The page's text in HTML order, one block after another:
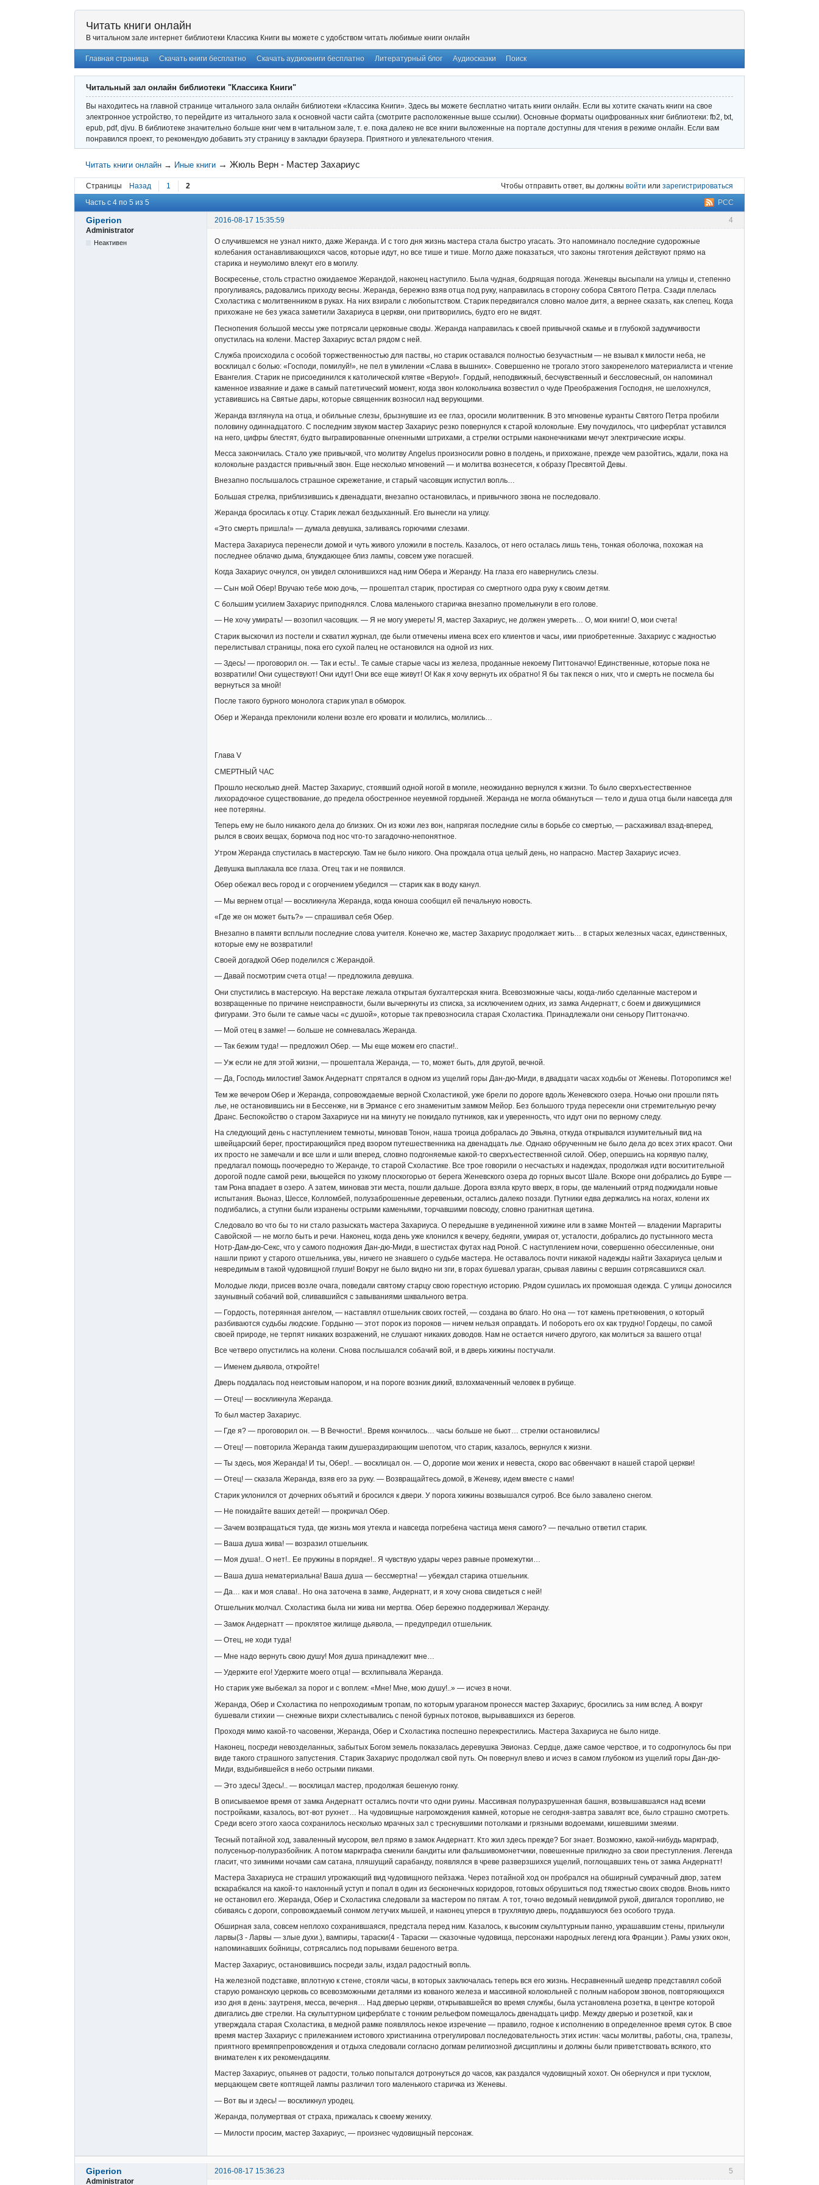
Читать книги онлайн
В читальном зале интернет библиотеки Классика Книги вы можете с удобством читать любимые книги онлайн
Главная страница Скачать книги бесплатно Скачать аудиокниги бесплатно Литературный блог Аудиосказки Поиск
Читальный зал онлайн библиотеки "Классика Книги"
Вы находитесь на главной странице читального зала онлайн библиотеки «Классика Книги». Здесь вы можете бесплатно читать книги онлайн. Если вы хотите скачать книги на свое
электронное устройство, то перейдите из читального зала к основной части сайта (смотрите расположенные выше ссылки). Основные форматы оцифрованных книг библиотеки: fb2, txt,
epub, pdf, djvu. В библиотеке значительно больше книг чем в читальном зале, т. е. пока далеко не все книги выложенные на портале доступны для чтения в режиме онлайн. Если вам
понравился проект, то рекомендую добавить эту страницу в закладки браузера. Приятного и увлекательного чтения.
Читать книги онлайн → Иные книги →Жюль Верн - Мастер Захариус
Страницы Назад 1 2 Чтобы отправить ответ, вы должны войти или зарегистрироваться
РСС
Часть с 4 по 5 из 5
4
Giperion
2016-08-17 15:35:59
Administrator
Неактивен
О случившемся не узнал никто, даже Жеранда. И с того дня жизнь мастера стала быстро угасать. Это напоминало последние судорожные
колебания останавливающихся часов, которые идут, но все тише и тише. Могло даже показаться, что законы тяготения действуют прямо на
старика и неумолимо влекут его в могилу.
Воскресенье, столь страстно ожидаемое Жерандой, наконец наступило. Была чудная, бодрящая погода. Женевцы высыпали на улицы и, степенно
прогуливаясь, радовались приходу весны. Жеранда, бережно взяв отца под руку, направилась в сторону собора Святого Петра. Сзади плелась
Схоластика с молитвенником в руках. На них взирали с любопытством. Старик передвигался словно малое дитя, а вернее сказать, как слепец. Когда
прихожане не без ужаса заметили Захариуса в церкви, они притворились, будто его не видят.
Песнопения большой мессы уже потрясали церковные своды. Жеранда направилась к своей привычной скамье и в глубокой задумчивости
опустилась на колени. Мастер Захариус встал рядом с ней.
Служба происходила с особой торжественностью для паствы, но старик оставался полностью безучастным — не взывал к милости неба, не
восклицал с болью: «Господи, помилуй!», не пел в умилении «Слава в вышних». Совершенно не трогало этого закоренелого материалиста и чтение
Евангелия. Старик не присоединился к католической клятве «Верую!». Гордый, неподвижный, бесчувственный и бессловесный, он напоминал
каменное изваяние и даже в самый патетический момент, когда звон колокольчика возвестил о чуде Преображения Господня, не шелохнулся,
уставившись на Святые дары, которые священник возносил над верующими.
Жеранда взглянула на отца, и обильные слезы, брызнувшие из ее глаз, оросили молитвенник. В это мгновенье куранты Святого Петра пробили
половину одиннадцатого. С последним звуком мастер Захариус резко повернулся к старой колокольне. Ему почудилось, что циферблат уставился
на него, цифры блестят, будто выгравированные огненными штрихами, а стрелки острыми наконечниками мечут электрические искры.
Месса закончилась. Стало уже привычкой, что молитву Angelus произносили ровно в полдень, и прихожане, прежде чем разойтись, ждали, пока на
колокольне раздастся привычный звон. Еще несколько мгновений — и молитва вознесется, к образу Пресвятой Девы.
Внезапно послышалось страшное скрежетание, и старый часовщик испустил вопль…
Большая стрелка, приблизившись к двенадцати, внезапно остановилась, и привычного звона не последовало.
Жеранда бросилась к отцу. Старик лежал бездыханный. Его вынесли на улицу.
«Это смерть пришла!» — думала девушка, заливаясь горючими слезами.
Мастера Захариуса перенесли домой и чуть живого уложили в постель. Казалось, от него осталась лишь тень, тонкая оболочка, похожая на
последнее облачко дыма, блуждающее близ лампы, совсем уже погасшей.
Когда Захариус очнулся, он увидел склонившихся над ним Обера и Жеранду. На глаза его навернулись слезы.
— Сын мой Обер! Вручаю тебе мою дочь, — прошептал старик, простирая со смертного одра руку к своим детям.
С большим усилием Захариус приподнялся. Слова маленького старичка внезапно промелькнули в его голове.
— Не хочу умирать! — возопил часовщик. — Я не могу умереть! Я, мастер Захариус, не должен умереть… О, мои книги! О, мои счета!
Старик выскочил из постели и схватил журнал, где были отмечены имена всех его клиентов и часы, ими приобретенные. Захариус с жадностью
перелистывал страницы, пока его сухой палец не остановился на одной из них.
— Здесь! — проговорил он. — Так и есть!.. Те самые старые часы из железа, проданные некоему Питтоначчо! Единственные, которые пока не
возвратили! Они существуют! Они идут! Они все еще живут! О! Как я хочу вернуть их обратно! Я бы так пекся о них, что и смерть не посмела бы
вернуться за мной!
После такого бурного монолога старик упал в обморок.
Обер и Жеранда преклонили колени возле его кровати и молились, молились…
Глава V
СМЕРТНЫЙ ЧАС
Прошло несколько дней. Мастер Захариус, стоявший одной ногой в могиле, неожиданно вернулся к жизни. То было сверхъестественное
лихорадочное существование, до предела обостренное неуемной гордыней. Жеранда не могла обмануться — тело и душа отца были навсегда для
нее потеряны.
Теперь ему не было никакого дела до близких. Он из кожи лез вон, напрягая последние силы в борьбе со смертью, — расхаживал взад-вперед,
рылся в своих вещах, бормоча под нос что-то загадочно-непонятное.
Утром Жеранда спустилась в мастерскую. Там не было никого. Она прождала отца целый день, но напрасно. Мастер Захариус исчез.
Девушка выплакала все глаза. Отец так и не появился.
Обер обежал весь город и с огорчением убедился — старик как в воду канул.
— Мы вернем отца! — воскликнула Жеранда, когда юноша сообщил ей печальную новость.
«Где же он может быть?» — спрашивал себя Обер.
Внезапно в памяти всплыли последние слова учителя. Конечно же, мастер Захариус продолжает жить… в старых железных часах, единственных,
которые ему не возвратили!
Своей догадкой Обер поделился с Жерандой.
— Давай посмотрим счета отца! — предложила девушка.
Они спустились в мастерскую. На верстаке лежала открытая бухгалтерская книга. Всевозможные часы, когда-либо сделанные мастером и
возвращенные по причине неисправности, были вычеркнуты из списка, за исключением одних, из замка Андернатт, с боем и движущимися
фигурами. Это были те самые часы «с душой», которые так превозносила старая Схоластика. Принадлежали они сеньору Питтоначчо.
— Мой отец в замке! — больше не сомневалась Жеранда.
— Так бежим туда! — предложил Обер. — Мы еще можем его спасти!..
— Уж если не для этой жизни, — прошептала Жеранда, — то, может быть, для другой, вечной.
— Да, Господь милостив! Замок Андернатт спрятался в одном из ущелий горы Дан-дю-Миди, в двадцати часах ходьбы от Женевы. Поторопимся же!
Тем же вечером Обер и Жеранда, сопровождаемые верной Схоластикой, уже брели по дороге вдоль Женевского озера. Ночью они прошли пять
лье, не остановившись ни в Бессенже, ни в Эрмансе с его знаменитым замком Мейор. Без большого труда пересекли они стремительную речку
Дранс. Беспокойство о старом Захариусе ни на минуту не покидало путников, как и уверенность, что идут они по верному следу.
На следующий день с наступлением темноты, миновав Тонон, наша троица добралась до Эвьяна, откуда открывался изумительный вид на
швейцарский берег, простирающийся пред взором путешественника на двенадцать лье. Однако обрученным не было дела до всех этих красот. Они
их просто не замечали и все шли и шли вперед, словно подгоняемые какой-то сверхъестественной силой. Обер, опершись на корявую палку,
предлагал помощь поочередно то Жеранде, то старой Схоластике. Все трое говорили о несчастьях и надеждах, продолжая идти восхитительной
дорогой подле самой реки, вьющейся по узкому плоскогорью от берега Женевского озера до горных высот Шале. Вскоре они добрались до Бувре —
там Рона впадает в озеро. А затем, миновав эти места, пошли дальше. Дорога взяла круто вверх, в горы, где маленький отряд поджидали новые
испытания. Вьоназ, Шессе, Колломбей, полузаброшенные деревеньки, остались далеко позади. Путники едва держались на ногах, колени их
подгибались, а ступни были изранены острыми каменьями, торчавшими повсюду, словно гранитная щетина.
Следовало во что бы то ни стало разыскать мастера Захариуса. О передышке в уединенной хижине или в замке Монтей — владении Маргариты
Савойской — не могло быть и речи. Наконец, когда день уже клонился к вечеру, бедняги, умирая от, усталости, добрались до пустынного места
Нотр-Дам-дю-Секс, что у самого подножия Дан-дю-Миди, в шестистах футах над Роной. С наступлением ночи, совершенно обессиленные, они
нашли приют у старого отшельника, увы, ничего не знавшего о судьбе мастера. Не оставалось почти никакой надежды найти Захариуса целым и
невредимым в такой чудовищной глуши! Вокруг не было видно ни зги, в горах бушевал ураган, срывая лавины с вершин сотрясавшихся скал.
Молодые люди, присев возле очага, поведали святому старцу свою горестную историю. Рядом сушилась их промокшая одежда. С улицы доносился
заунывный собачий вой, сливавшийся с завываниями шквального ветра.
— Гордость, потерянная ангелом, — наставлял отшельник своих гостей, — создана во благо. Но она — тот камень преткновения, о который
разбиваются судьбы людские. Гордыню — этот порок из пороков — ничем нельзя оправдать. И побороть его ох как трудно! Гордецы, по самой
своей природе, не терпят никаких возражений, не слушают никаких доводов. Нам не остается ничего другого, как молиться за вашего отца!
Все четверо опустились на колени. Снова послышался собачий вой, и в дверь хижины постучали.
— Именем дьявола, откройте!
Дверь поддалась под неистовым напором, и на пороге возник дикий, взлохмаченный человек в рубище.
— Отец! — воскликнула Жеранда.
То был мастер Захариус.
— Где я? — проговорил он. — В Вечности!.. Время кончилось… часы больше не бьют… стрелки остановились!
— Отец! — повторила Жеранда таким душераздирающим шепотом, что старик, казалось, вернулся к жизни.
— Ты здесь, моя Жеранда! И ты, Обер!.. — восклицал он. — О, дорогие мои жених и невеста, скоро вас обвенчают в нашей старой церкви!
— Отец! — сказала Жеранда, взяв его за руку. — Возвращайтесь домой, в Женеву, идем вместе с нами!
Старик уклонился от дочерних объятий и бросился к двери. У порога хижины возвышался сугроб. Все было завалено снегом.
— Не покидайте ваших детей! — прокричал Обер.
— Зачем возвращаться туда, где жизнь моя утекла и навсегда погребена частица меня самого? — печально ответил старик.
— Ваша душа жива! — возразил отшельник.
— Моя душа!.. О нет!.. Ее пружины в порядке!.. Я чувствую удары через равные промежутки…
— Ваша душа нематериальна! Ваша душа — бессмертна! — убеждал старика отшельник.
— Да… как и моя слава!.. Но она заточена в замке, Андернатт, и я хочу снова свидеться с ней!
Отшельник молчал. Схоластика была ни жива ни мертва. Обер бережно поддерживал Жеранду.
— Замок Андернатт — проклятое жилище дьявола, — предупредил отшельник.
— Отец, не ходи туда!
— Мне надо вернуть свою душу! Моя душа принадлежит мне…
— Удержите его! Удержите моего отца! — всхлипывала Жеранда.
Но старик уже выбежал за порог и с воплем: «Мне! Мне, мою душу!..» — исчез в ночи.
Жеранда, Обер и Схоластика по непроходимым тропам, по которым ураганом пронесся мастер Захариус, бросились за ним вслед. А вокруг
бушевали стихии — снежные вихри схлестывались с пеной бурных потоков, вырывавшихся из берегов.
Проходя мимо какой-то часовенки, Жеранда, Обер и Схоластика поспешно перекрестились. Мастера Захариуса не было нигде.
Наконец, посреди невозделанных, забытых Богом земель показалась деревушка Эвионаз. Сердце, даже самое черствое, и то содрогнулось бы при
виде такого страшного запустения. Старик Захариус продолжал свой путь. Он повернул влево и исчез в самом глубоком из ущелий горы Дан-дю-
Миди, вздыбившейся в небо острыми пиками.
— Это здесь! Здесь!.. — восклицал мастер, продолжая бешеную гонку.
В описываемое время от замка Андернатт остались почти что одни руины. Массивная полуразрушенная башня, возвышавшаяся над всеми
постройками, казалось, вот-вот рухнет… На чудовищные нагромождения камней, которые не сегодня-завтра завалят все, было страшно смотреть.
Среди всего этого хаоса сохранилось несколько мрачных зал с треснувшими потолками и грязными водоемами, кишевшими змеями.
Тесный потайной ход, заваленный мусором, вел прямо в замок Андернатт. Кто жил здесь прежде? Бог знает. Возможно, какой-нибудь маркграф,
полусеньор-полуразбойник. А потом маркграфа сменили бандиты или фальшивомонетчики, повешенные прилюдно за свои преступления. Легенда
гласит, что зимними ночами сам сатана, пляшущий сарабанду, появлялся в чреве разверзшихся ущелий, поглощавших тень от замка Андернатт!
Мастера Захариуса не страшил угрожающий вид чудовищного пейзажа. Через потайной ход он пробрался на обширный сумрачный двор, затем
вскарабкался на какой-то наклонный уступ и попал в один из бесконечных коридоров, готовых обрушиться под тяжестью своих сводов. Вновь никто
не остановил его. Жеранда, Обер и Схоластика следовали за мастером по пятам. А тот, точно ведомый невидимой рукой, двигался торопливо, не
сбиваясь с дороги, сопровождаемый сонмом летучих мышей, и наконец уперся в трухлявую дверь, поддавшуюся без особого труда.
Обширная зала, совсем неплохо сохранившаяся, предстала перед ним. Казалось, к высоким скульптурным панно, украшавшим стены, прильнули
ларвы(3 - Ларвы — злые духи.), вампиры, тараски(4 - Тараски — сказочные чудовища, персонажи народных легенд юга Франции.). Рамы узких окон,
напоминавших бойницы, сотрясались под порывами бешеного ветра.
Мастер Захариус, остановившись посреди залы, издал радостный вопль.
На железной подставке, вплотную к стене, стояли часы, в которых заключалась теперь вся его жизнь. Несравненный шедевр представлял собой
старую романскую церковь со всевозможными деталями из кованого железа и массивной колокольней с полным набором звонов, повторяющихся
изо дня в день: заутреня, месса, вечерня… Над дверью церкви, открывавшейся во время службы, была установлена розетка, в центре которой
двигались две стрелки. На скульптурном циферблате с тонким рельефом помещалось двенадцать цифр. Между дверью и розеткой, как и
утверждала старая Схоластика, в медной рамке появлялось некое изречение — правило, годное к исполнению в определенное время суток. В свое
время мастер Захариус с прилежанием истового христианина отрегулировал последовательность этих истин: часы молитвы, работы, сна, трапезы,
приятного времяпрепровождения и отдыха следовали согласно догмам религиозной дисциплины и должны были приветствовать всякого, кто
внимателен к их рекомендациям.
Мастер Захариус, опьянев от радости, только попытался дотронуться до часов, как раздался чудовищный хохот. Он обернулся и при тусклом,
мерцающем свете коптящей лампы различил того маленького старичка из Женевы.
— Вот вы и здесь! — воскликнул уродец.
Жеранда, полумертвая от страха, прижалась к своему жениху.
— Милости просим, мастер Захариус, — произнес чудовищный персонаж.
5
Giperion
2016-08-17 15:36:23
Administrator